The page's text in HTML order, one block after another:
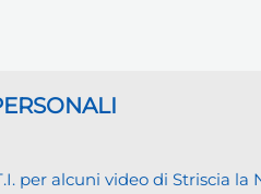
per alcuni video di Striscia la